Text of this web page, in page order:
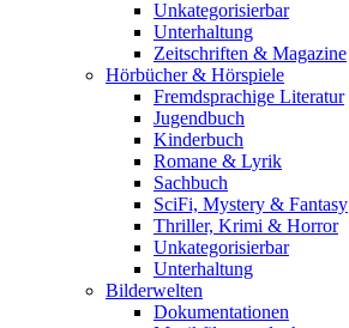
Unkategorisierbar
Unterhaltung
Zeitschriften & Magazine
Hörbücher & Hörspiele
Fremdsprachige Literatur
Jugendbuch
Kinderbuch
Romane & Lyrik
Sachbuch
SciFi, Mystery & Fantasy
Thriller, Krimi & Horror
Unkategorisierbar
Unterhaltung
Bilderwelten
Dokumentationen